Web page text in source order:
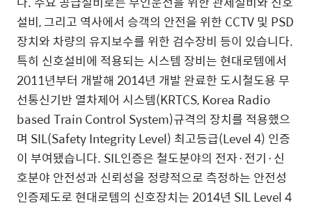
설비, 그리고 역사에서 승객의 안전을 위한 CCTV 및 PSD
장치와 차량의 유지보수를 위한 검수장비 등이 있습니다.
특히 신호설비에 적용되는 시스템 장비는 현대로템에서
2011년부터 개발해 2014년 개발 완료한 도시철도용 무
선통신기반 열차제어 시스템(KRTCS, Korea Radio
based Train Control System)규격의 장치를 적용했으
며 SIL(Safety Integrity Level) 최고등급(Level 4) 인증
이 부여됐습니다. SIL인증은 철도분야의 전자·전기·신
호분야 안전성과 신뢰성을 정량적으로 측정하는 안전성
인증제도로 현대로템의 신호장치는 2014년 SIL Level 4